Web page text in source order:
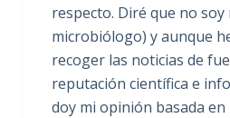
respecto. Diré que no soy
microbiólogo) y aunque
recoger las noticias de
reputación científica e
doy mi opinión basada